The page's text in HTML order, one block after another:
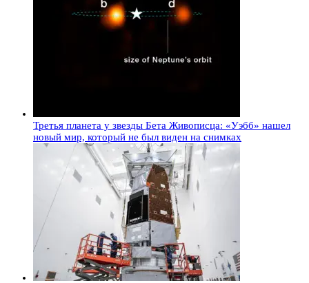
Третья планета у звезды Бета Живописца: «Уэбб» нашел
новый мир, который не был виден на снимках